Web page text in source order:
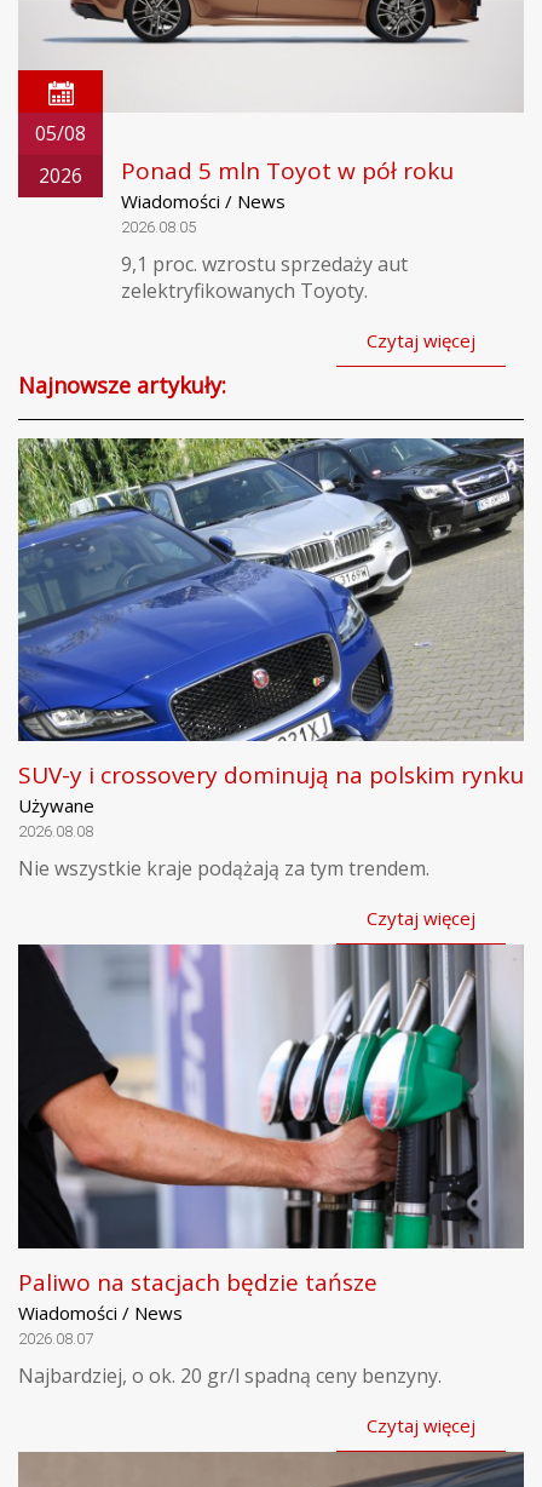
05/08
2026
Ponad 5 mln Toyot w pół roku
Wiadomości / News
2026.08.05
9,1 proc. wzrostu sprzedaży aut
zelektryfikowanych Toyoty.
Czytaj więcej
Najnowsze artykuły:
SUV-y i crossovery dominują na polskim rynku
Używane
2026.08.08
Nie wszystkie kraje podążają za tym trendem.
Czytaj więcej
Paliwo na stacjach będzie tańsze
Wiadomości / News
2026.08.07
Najbardziej, o ok. 20 gr/l spadną ceny benzyny.
Czytaj więcej